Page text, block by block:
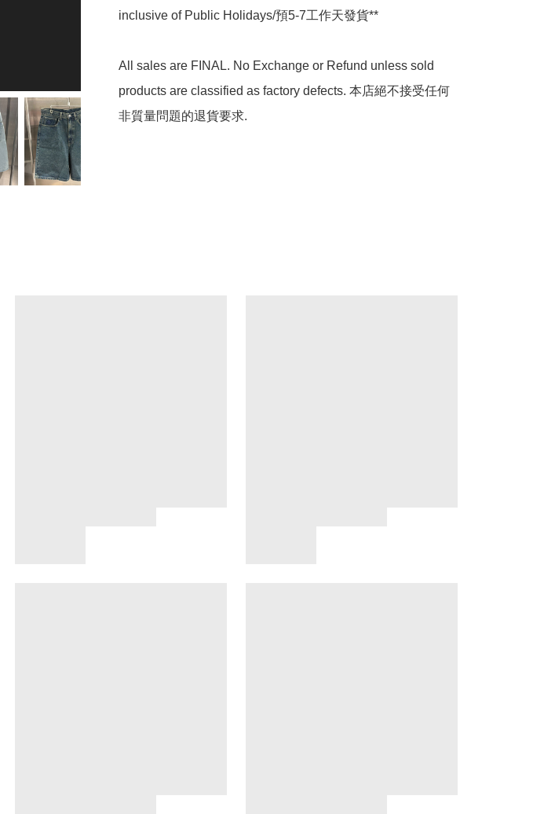
inclusive of Public Holidays/預5-7工作天發貨**
All sales are FINAL. No Exchange or Refund unless sold
products are classified as factory defects. 本店絕不接受任何
非質量問題的退貨要求.